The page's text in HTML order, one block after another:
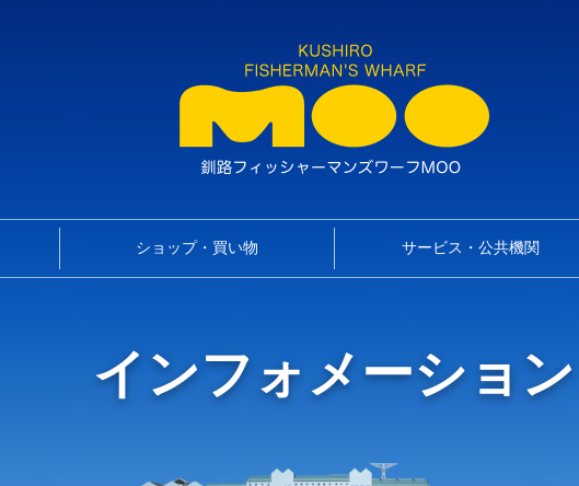
ショップ・買い物 サービス・公共機関
インフォメーション